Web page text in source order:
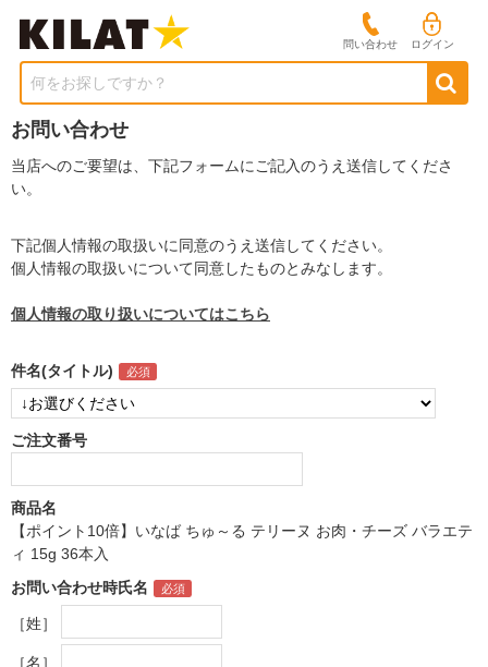
問い合わせ ログイン
何をお探しですか？
お問い合わせ
当店へのご要望は、下記フォームにご記入のうえ送信してくださ
い。
下記個人情報の取扱いに同意のうえ送信してください。
個人情報の取扱いについて同意したものとみなします。
個人情報の取り扱いについてはこちら
件名(タイトル)
ご注文番号
商品名
【ポイント10倍】いなば ちゅ～る テリーヌ お肉・チーズ バラエテ
ィ 15g 36本入
お問い合わせ時氏名
［姓］
［名］